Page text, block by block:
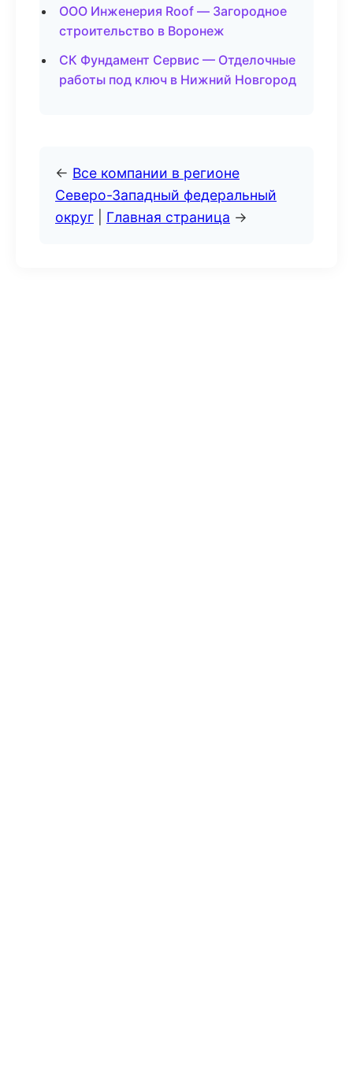
ООО Инженерия Roof — Загородное
строительство в Воронеж
СК Фундамент Сервис — Отделочные
работы под ключ в Нижний Новгород
← Все компании в регионе
Северо-Западный федеральный
округ
Главная страница →